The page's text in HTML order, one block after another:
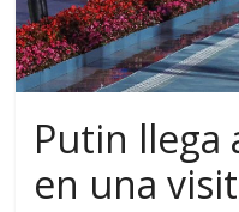
Putin llega
en una